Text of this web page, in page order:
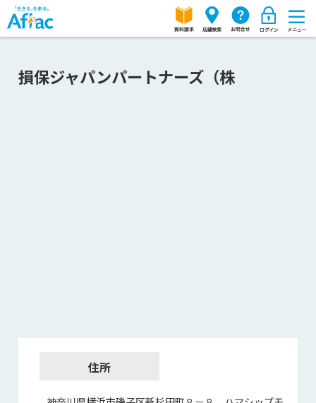
損保ジャパンパートナーズ（株
住所